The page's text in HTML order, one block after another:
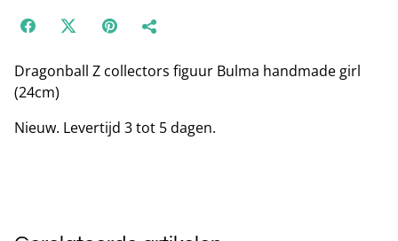
Dragonball Z collectors figuur Bulma handmade girl
(24cm)
Nieuw. Levertijd 3 tot 5 dagen.